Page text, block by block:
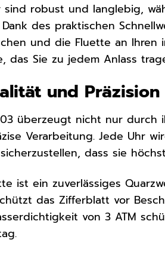
sind robust und langlebig,
des praktischen
und die Fluette an Ihren
das Sie zu jedem Anlass
und Präzision
überzeugt nicht nur
Verarbeitung. Jede Uhr
dass sie
ist ein zuverlässiges
das Zifferblatt vor
von 3 ATM